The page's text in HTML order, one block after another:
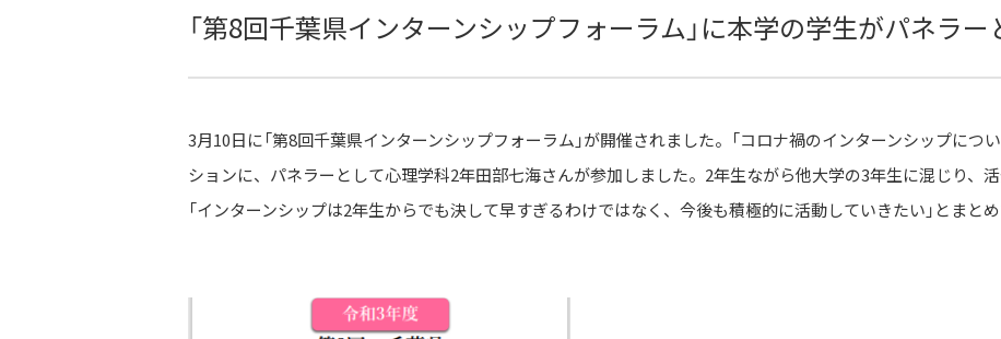
「第8回千葉県インターンシップフォーラム」に本学の学生がパネラ
3月10日に「第8回千葉県インターンシップフォーラム」が開催されました。「コロナ禍のインターンシップにつ
ションに、パネラーとして心理学科2年田部七海さんが参加しました。2年生ながら他大学の3年生に混じり、
「インターンシップは2年生からでも決して早すぎるわけではなく、今後も積極的に活動していきたい」とまとめ